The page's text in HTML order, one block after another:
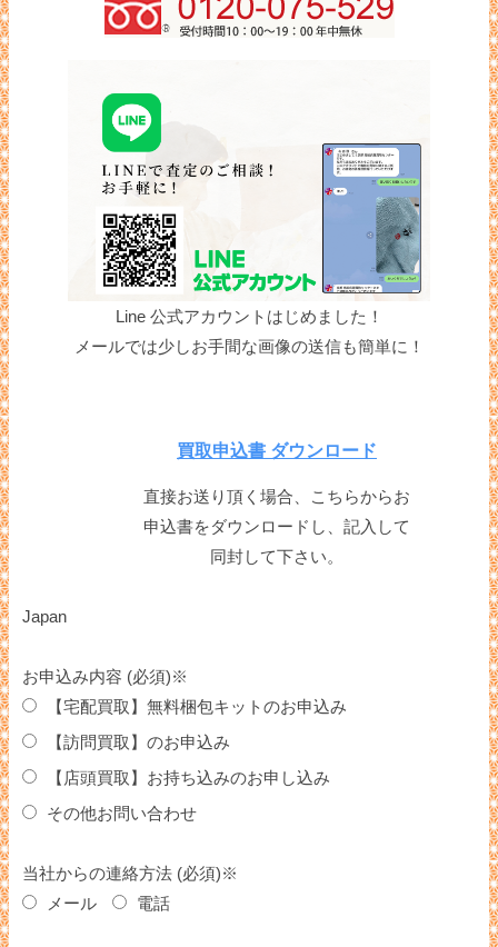
Line 公式アカウントはじめました！
メールでは少しお手間な画像の送信も簡単に！
買取申込書 ダウンロード
直接お送り頂く場合、こちらからお
申込書をダウンロードし、記入して
同封して下さい。
Japan
お申込み内容 (必須)※
【宅配買取】無料梱包キットのお申込み
【訪問買取】のお申込み
【店頭買取】お持ち込みのお申し込み
その他お問い合わせ
当社からの連絡方法 (必須)※
メール
電話